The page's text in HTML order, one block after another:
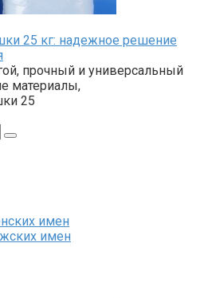
25 кг: надежное решение
прочный и универсальный
материалы,
25
имен
имен